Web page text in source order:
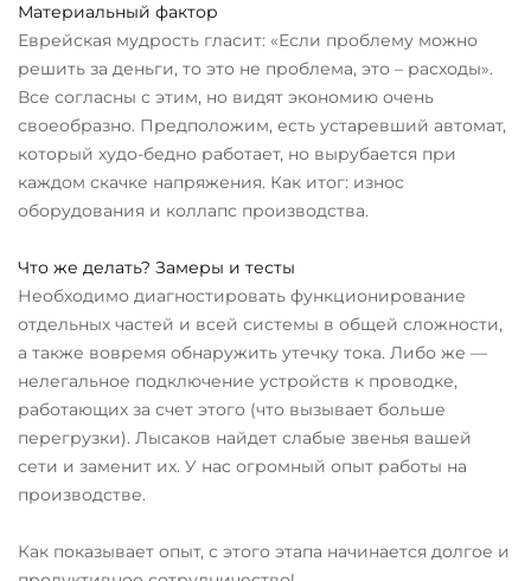
Материальный фактор
Еврейская мудрость гласит: «Если проблему можно
решить за деньги, то это не проблема, это – расходы».
Все согласны с этим, но видят экономию очень
своеобразно. Предположим, есть устаревший автомат,
который худо-бедно работает, но вырубается при
каждом скачке напряжения. Как итог: износ
оборудования и коллапс производства.
Что же делать? Замеры и тесты
Необходимо диагностировать функционирование
отдельных частей и всей системы в общей сложности,
а также вовремя обнаружить утечку тока. Либо же —
нелегальное подключение устройств к проводке,
работающих за счет этого (что вызывает больше
перегрузки). Лысаков найдет слабые звенья вашей
сети и заменит их. У нас огромный опыт работы на
производстве.
Как показывает опыт, с этого этапа начинается долгое и